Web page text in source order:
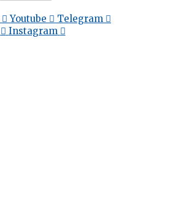
Youtube
Telegram
Instagram